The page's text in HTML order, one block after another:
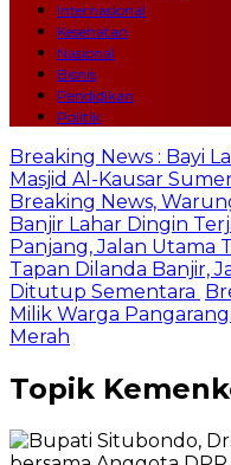
Internasional
Kesehatan
Nasional
Bisnis
Pendidikan
Politik
Breaking News : Bayi
Masjid Al-Kausar
Breaking News,
Banjir Lahar Dingin
Panjang, Jalan Utama
Tapan Dilanda Banjir,
Ditutup Sementara
Milik Warga
Merah
Topik